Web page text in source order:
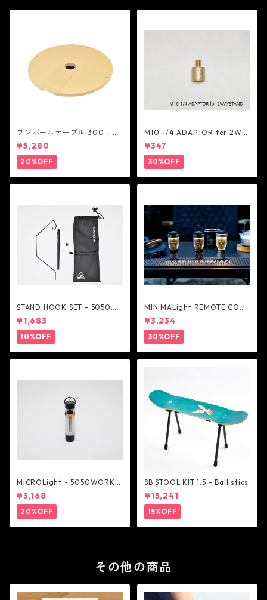
ワンポールテーブル 300 - be
lmont
¥5,280
20%OFF
M10-1/4 ADAPTOR for 2WA
Y STAND - 5050WORKSHOP
¥347
30%OFF
STAND HOOK SET - 5050W
ORKSHOP
¥1,683
10%OFF
MINIMALight REMOTE CONT
ROL 2.0 - 5050WORKSHOP
¥3,234
30%OFF
MICROLight - 5050WORKS
HOP
¥3,168
20%OFF
SB STOOL KIT 1.5 - Ballistics
¥15,241
15%OFF
その他の商品